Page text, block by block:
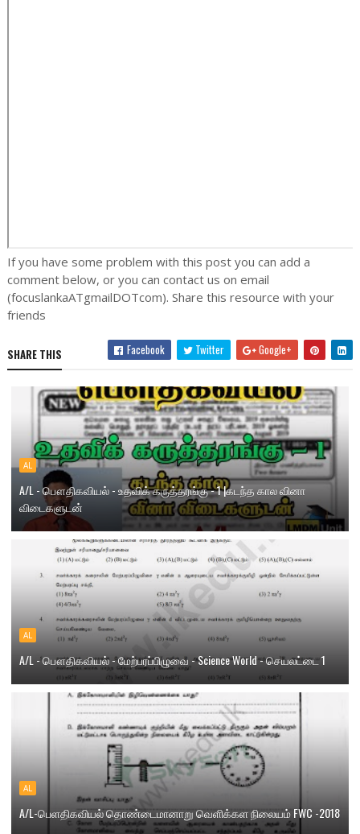
If you have some problem with this post you can add a
comment below, or you can contact us on email
(focuslankaATgmailDOTcom). Share this resource with your
friends
SHARE THIS Facebook Twitter Google+
AL
A/L - பௌதிகவியல் - உதவிக் கருத்தரங்கு - 1 |கடந்த கால வினா
விடைகளுடன்
AL
A/L - பௌதிகவியல் - மேற்பரப்பிழுவை - Science World - செயலட்டை 1
AL
A/L-பெளதிகவியல் தொண்டைமானாறு வெளிக்கள நிலையம் FWC -2018